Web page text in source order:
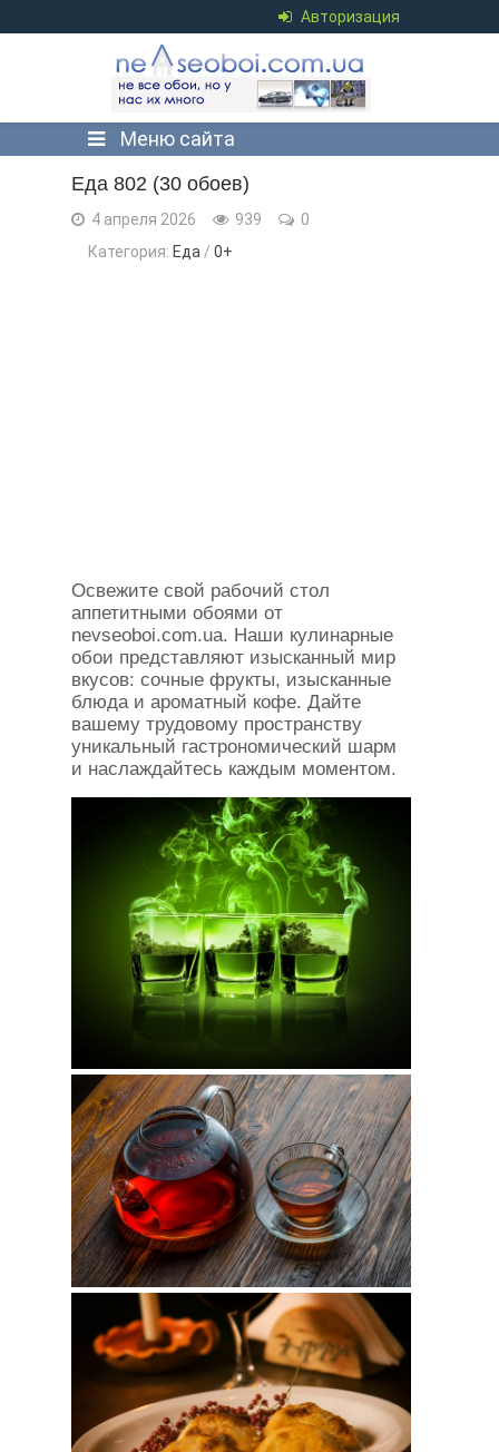
Авторизация
Меню сайта
Еда 802 (30 обоев)
4 апреля 2026 939
0
Категория: Еда / 0+
Освежите свой рабочий стол
аппетитными обоями от
nevseoboi.com.ua. Наши кулинарные
обои представляют изысканный мир
вкусов: сочные фрукты, изысканные
блюда и ароматный кофе. Дайте
вашему трудовому пространству
уникальный гастрономический шарм
и наслаждайтесь каждым моментом.